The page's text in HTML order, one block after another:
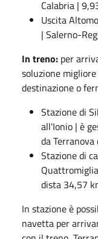
Calabria |
Uscita
| Salerno-
In treno: per
soluzione
destinazione o
Stazione di
all'Ionio | è
da Terranova
Stazione di
dista 34,57
In stazione è
navetta per